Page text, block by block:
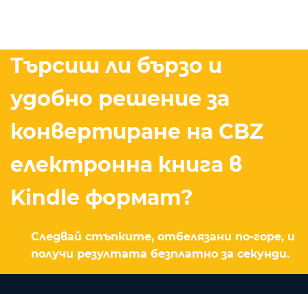
Търсиш ли бързо и
удобно решение за
конвертиране на CBZ
електронна книга в
Kindle формат?
Следвай стъпките, отбелязани по-горе, и
получи резултата безплатно за секунди.